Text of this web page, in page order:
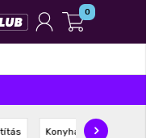
0
Konyhai tisztítás